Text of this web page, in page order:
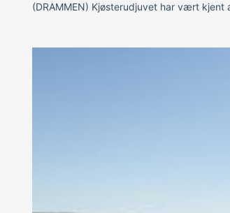
(DRAMMEN) Kjøsterudjuvet har vært